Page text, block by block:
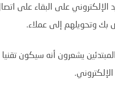
الإلكتروني على البقاء على
بك وتحويلهم إلى عملاء.
يشعرون أنه سيكون تقنيا
الإلكتروني.